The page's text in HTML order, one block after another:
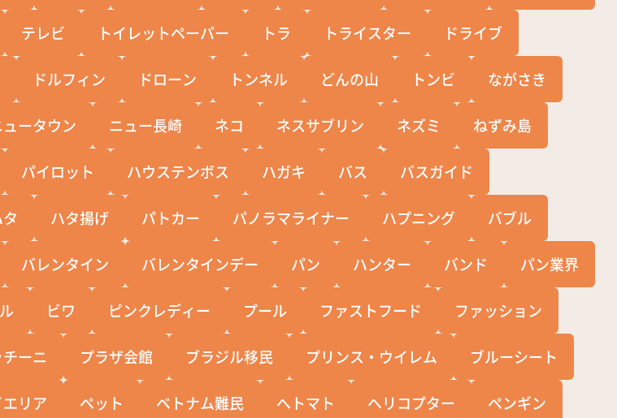
テレビ トイレットペーパー トラ トライスター ドライブ
ドルフィン ドローン トンネル どんの山 トンビ ながさき
ュータウン ニュー長崎 ネコ ネスサブリン ネズミ ねずみ島
パイロット ハウステンボス ハガキ バス バスガイド
ハタ揚げ パトカー パノラマライナー ハプニング バブル
バレンタイン バレンタインデー パン ハンター バンド パン業界
ビワ ピンクレディー プール ファストフード ファッション
ーニ プラザ会館 ブラジル移民 プリンス・ウイレム ブルーシート
リア ペット ベトナム難民 へトマト ヘリコプター ペンギン